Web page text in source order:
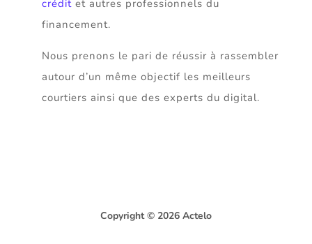
crédit et autres professionnels du
financement.
Nous prenons le pari de réussir à rassembler
autour d’un même objectif les meilleurs
courtiers ainsi que des experts du digital.
Copyright © 2026 Actelo